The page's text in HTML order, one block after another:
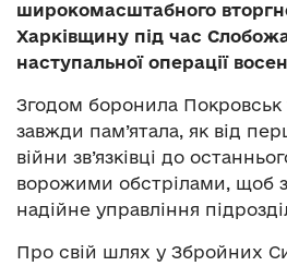
широкомасштабного
Харківщину під час
наступальної операції
Згодом боронила Покровськ
завжди пам’ятала, як від
війни зв’язківці до
ворожими обстрілами, щоб
надійне управління
Про свій шлях у Збройних